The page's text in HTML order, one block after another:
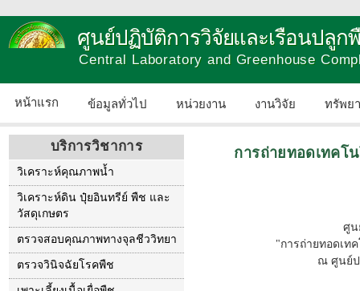
ศูนย์ปฏิบัติการวิจัยและเรือนปลูก
Central Laboratory and Greenhouse
หน้าแรก ข้อมูลทั่วไป หน่วยงาน งานวิจัย ทรัพย
บริการวิชาการ
วิเคราะห์คุณภาพน้ำ
วิเคราะห์ดิน ปุ๋ยอินทรีย์ พืช และ
วัสดุเกษตร
ตรวจสอบคุณภาพทางจุลชีววิทยา
ตรวจวินิจฉัยโรคพืช
การถ่ายทอดเทคโ
ศูน
"การถ่ายทอดเท
ณ ศูนย์ป